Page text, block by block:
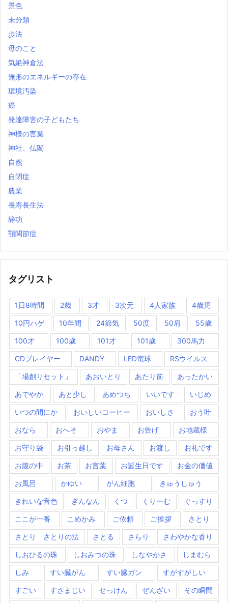
景色
未分類
歩法
母のこと
気絶神倉法
無形のエネルギーの存在
環境汚染
癌
発達障害の子どもたち
神様の言葉
神社、仏閣
自然
自閉症
農業
長寿長生法
静功
顎関節症
タグリスト
1日8時間 2歳 3才 3次元 4人家族 4歳児
10円ハゲ 10年間 24節気 50度 50肩 55歳
100才 100歳 101才 101歳 300馬力
CDプレイヤー DANDY LED電球 RSウイルス
「場創りセット」 あおいとり あたり前 あったかい
あでやか あと少し あめつち いいです いじめ
いつの間にか おいしいコーヒー おいしさ おう吐
おなら おへそ おやま お告げ お地蔵様
お守り袋 お引っ越し お母さん お渡し お礼です
お腹の中 お茶 お言葉 お誕生日です お金の価値
お風呂 かゆい がん細胞 きゅうしゅう
きれいな音色 ぎんなん くつ くりーむ ぐっすり
ここが一番 こめかみ ご依頼 ご挨拶 さとり
さとり さとりの法 さとる さらり さわやかな香り
しおひるの珠 しおみつの珠 しなやかさ しまむら
しみ すい臓がん すい臓ガン すがすがしい
すごい すさまじい せっけん ぜんざい その瞬間